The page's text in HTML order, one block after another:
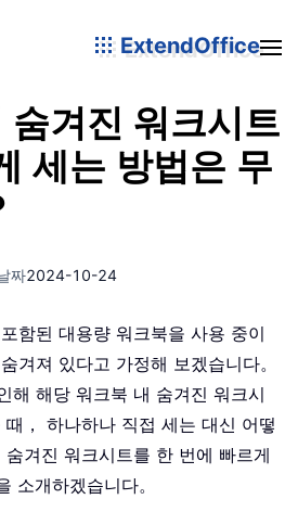
ExtendOffice
숨겨진 워크시트
세는 방법은 무
짜2024-10-24
함된 대용량 워크북을 사용 중이
겨져 있다고 가정해 보겠습니다。
해 해당 워크북 내 숨겨진 워크시
， 하나하나 직접 세는 대신 어떻
겨진 워크시트를 한 번에 빠르게
소개하겠습니다。